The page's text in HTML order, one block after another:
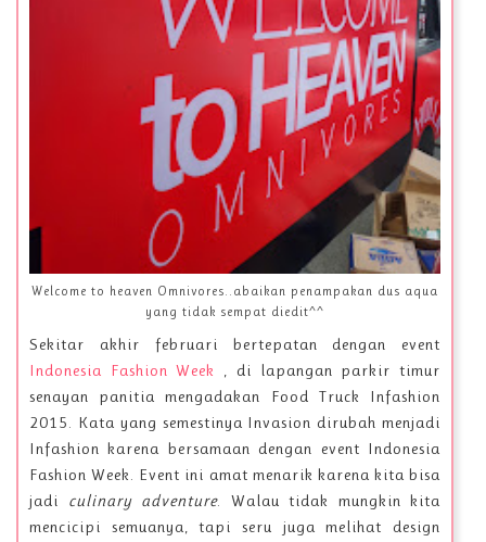
Welcome to heaven Omnivores..abaikan penampakan dus aqua
yang tidak sempat diedit^^
Sekitar akhir februari bertepatan dengan event
Indonesia Fashion Week
, di lapangan parkir timur
senayan panitia mengadakan Food Truck Infashion
2015. Kata yang semestinya Invasion dirubah menjadi
Infashion karena bersamaan dengan event Indonesia
Fashion Week. Event ini amat menarik karena kita bisa
jadi culinary adventure. Walau tidak mungkin kita
mencicipi semuanya, tapi seru juga melihat design